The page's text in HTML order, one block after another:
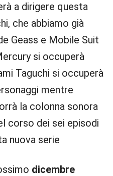
a dirigere questa
che abbiamo già
Geass e Mobile Suit
si occuperà
Taguchi si occuperà
mentre
la colonna sonora
corso dei sei episodi
nuova serie
dicembre